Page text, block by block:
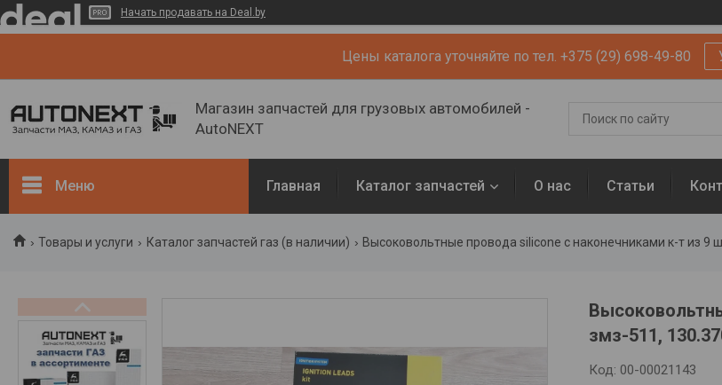
Начать продавать на Deal.by
Цены каталога уточняйте по тел. +375 (29) 698-49-80
Магазин запчастей для грузовых автомобилей -
AutoNEXT
Меню
Каталог запчастей ГАЗ (в
Запчасти ГАЗ (NEW)
Главная Каталог запчастей О нас Статьи
Товары и услуги Каталог запчастей газ (в наличии) Высоковольтные провода silicone с наконечниками к-т из 9
змз-511,
Код: 00-00021143